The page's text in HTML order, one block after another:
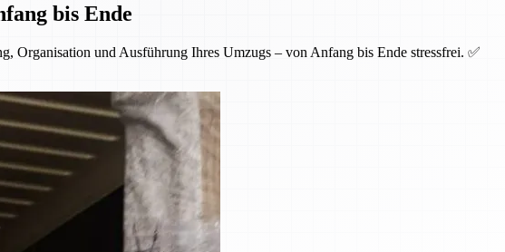
bis Ende
Organisation und Ausführung Ihres Umzugs – von Anfang bis Ende stressfrei. ✅